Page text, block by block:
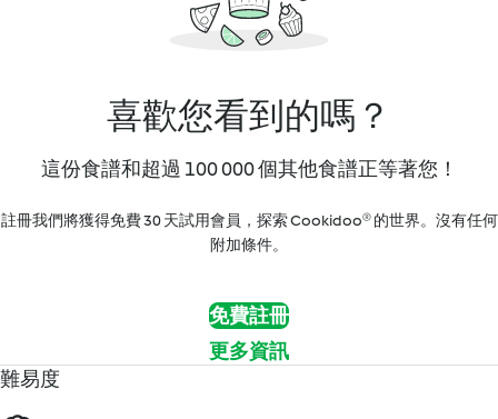
喜歡您看到的嗎？
這份食譜和超過 100 000 個其他食譜正等著您！
註冊我們將獲得免費 30 天試用會員，探索 Cookidoo® 的世界。沒有任何
附加條件。
免費註冊
更多資訊
難易度